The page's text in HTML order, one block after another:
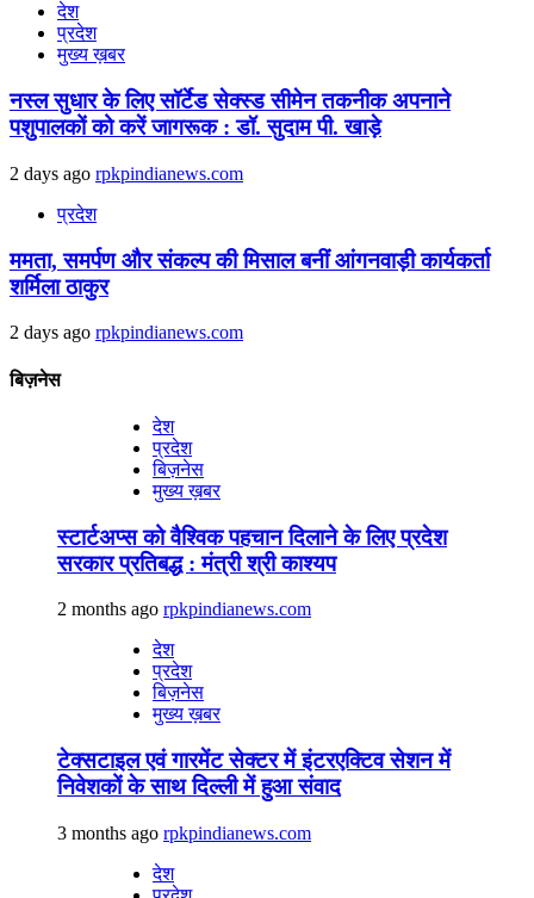
देश
प्रदेश
मुख्य ख़बर
नस्ल सुधार के लिए सॉर्टेड सेक्स्ड सीमेन तकनीक अपनाने
पशुपालकों को करें जागरूक : डॉ. सुदाम पी. खाड़े
2 days ago rpkpindianews.com
प्रदेश
ममता, समर्पण और संकल्प की मिसाल बनीं आंगनवाड़ी कार्यकर्ता
शर्मिला ठाकुर
2 days ago rpkpindianews.com
बिज़नेस
देश
प्रदेश
बिज़नेस
मुख्य ख़बर
स्टार्टअप्स को वैश्विक पहचान दिलाने के लिए प्रदेश
सरकार प्रतिबद्ध : मंत्री श्री काश्यप
2 months ago rpkpindianews.com
देश
प्रदेश
बिज़नेस
मुख्य ख़बर
टेक्सटाइल एवं गारमेंट सेक्टर में इंटरएक्टिव सेशन में
निवेशकों के साथ दिल्ली में हुआ संवाद
3 months ago rpkpindianews.com
देश